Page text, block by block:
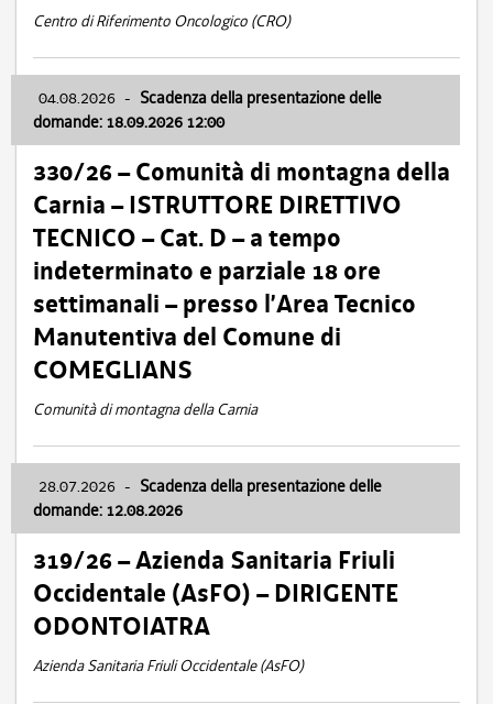
Centro di Riferimento Oncologico (CRO)
04.08.2026 - Scadenza della presentazione delle
domande: 18.09.2026 12:00
330/26 – Comunità di montagna della
Carnia – ISTRUTTORE DIRETTIVO
TECNICO – Cat. D – a tempo
indeterminato e parziale 18 ore
settimanali – presso l’Area Tecnico
Manutentiva del Comune di
COMEGLIANS
Comunità di montagna della Carnia
28.07.2026 - Scadenza della presentazione delle
domande: 12.08.2026
319/26 – Azienda Sanitaria Friuli
Occidentale (AsFO) – DIRIGENTE
ODONTOIATRA
Azienda Sanitaria Friuli Occidentale (AsFO)